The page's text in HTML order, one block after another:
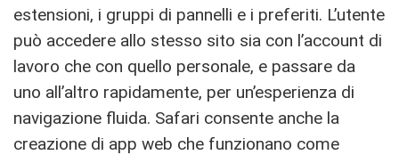
estensioni, i gruppi di pannelli e i preferiti. L’utente
può accedere allo stesso sito sia con l’account di
lavoro che con quello personale, e passare da
uno all’altro rapidamente, per un’esperienza di
navigazione fluida. Safari consente anche la
creazione di app web che funzionano come